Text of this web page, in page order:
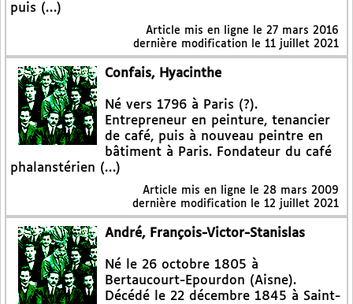
puis (…)
Article mis en ligne le 27 mars 2016
dernière modification le 11 juillet 2021
Confais, Hyacinthe
Né vers 1796 à Paris (?).
Entrepreneur en peinture, tenancier
de café, puis à nouveau peintre en
bâtiment à Paris. Fondateur du café
phalanstérien (…)
Article mis en ligne le 28 mars 2009
dernière modification le 12 juillet 2021
André, François-Victor-Stanislas
Né le 26 octobre 1805 à
Bertaucourt-Epourdon (Aisne).
Décédé le 22 décembre 1845 à Saint-